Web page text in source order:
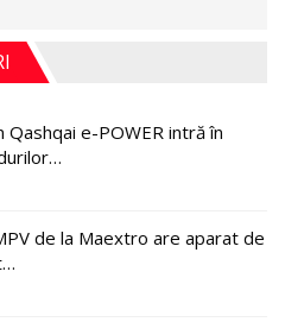
Qashqai e-POWER intră în
de la Maextro are aparat de